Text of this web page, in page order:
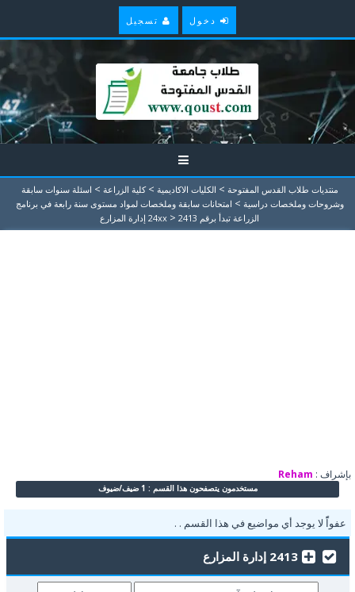
دخول تسجيل
منتديات طلاب القدس المفتوحة > الكليات الاكاديمية > كلية الزراعة > اسئلة سنوات سابقة
وشروحات وملخصات دراسية > امتحانات سابقة وملخصات لمواد مستوى سنة رابعة في برنامج
الزراعة تبدأ برقم 24xx
> 2413 إدارة المزارع
بإشراف : Reham
مستخدمون يتصفحون هذا القسم : 1 ضيف/ضيوف
عفواًً لا يوجد أي مواضيع في هذا القسم . .
2413 إدارة المزارع